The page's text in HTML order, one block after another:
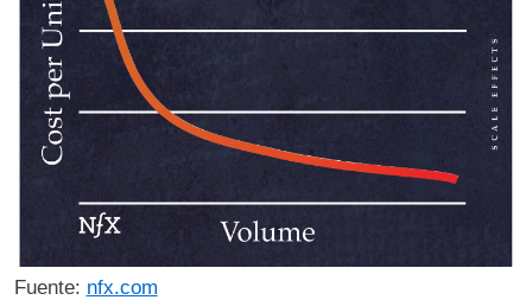
Fuente: nfx.com